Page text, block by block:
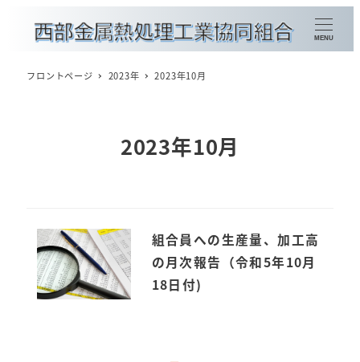
組合員企業一覧
概要
MENU
フロントページ 2023年 2023年10月
2023年10月
組合員への生産量、加工高
の月次報告（令和5年10月
18日付)